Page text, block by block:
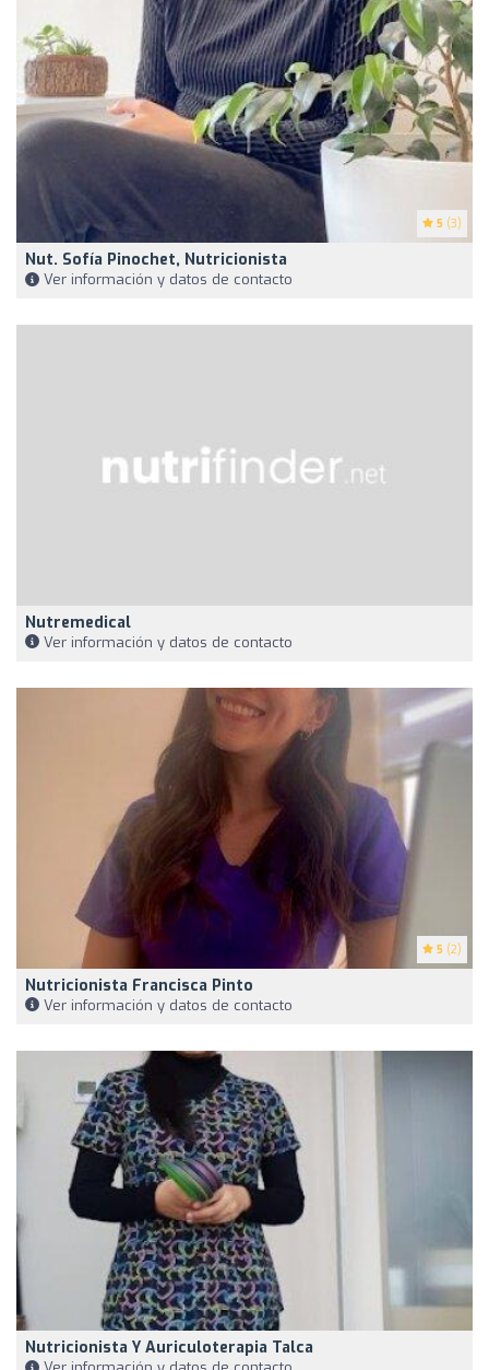
5 (3)
Nut. Sofía Pinochet, Nutricionista
Ver información y datos de contacto
Nutremedical
Ver información y datos de contacto
5 (2)
Nutricionista Francisca Pinto
Ver información y datos de contacto
Nutricionista Y Auriculoterapia Talca